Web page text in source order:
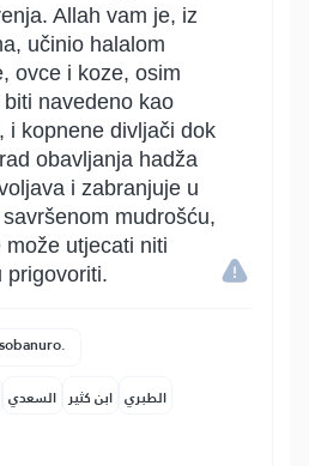
Allah vam je, iz
učinio halalom
ovce i koze, osim
navedeno kao
i kopnene divljači dok
obavljanja hadža
i zabranjuje u
mudrošću,
utjecati niti
prigovoriti.
السعدي ابن كثير الطبري